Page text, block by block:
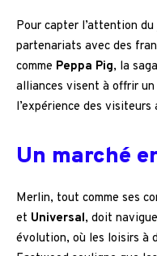
Pour capter l’attention
partenariats avec des
comme Peppa Pig, la saga
alliances visent à offrir
l’expérience des visiteurs
Un marché
Merlin, tout comme ses
et Universal, doit
évolution, où les loisirs à